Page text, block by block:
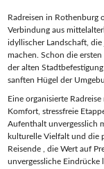
Radreisen in Rothenburg
Verbindung aus
idyllischer Landschaft,
machen. Schon die
der alten
sanften Hügel der
Eine organisierte
Komfort, stressfreie
Aufenthalt unvergesslich
kulturelle Vielfalt und die
Reisende , die Wert auf
unvergessliche Eindrücke